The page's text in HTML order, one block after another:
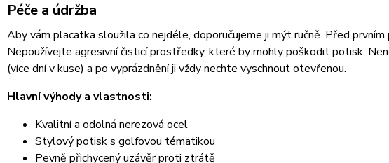
Péče a údržba
Aby vám placatka sloužila co nejdéle, doporučujeme ji mýt ručně. Před
Nepoužívejte agresivní čisticí prostředky, které by mohly poškodit potisk.
(více dní v kuse) a po vyprázdnění ji vždy nechte vyschnout otevřenou.
Hlavní výhody a vlastnosti:
Kvalitní a odolná nerezová ocel
Stylový potisk s golfovou tématikou
Pevně přichycený uzávěr proti ztrátě